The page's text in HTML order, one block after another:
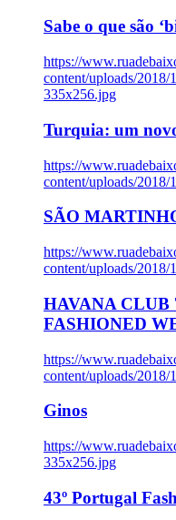
Sabe o que são
https://
content/uploads/2018/
335x256.jpg
Turquia: um
https://
content/uploads/
SÃO
https://
content/uploads/
HAVANA CLUB
FASHIONED
https://
content/uploads/
Ginos
https://
335x256.jpg
43º Portugal